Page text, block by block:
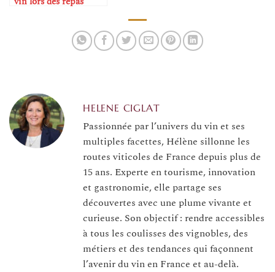
HELENE CIGLAT
Passionnée par l’univers du vin et ses
multiples facettes, Hélène sillonne les
routes viticoles de France depuis plus de
15 ans. Experte en tourisme, innovation
et gastronomie, elle partage ses
découvertes avec une plume vivante et
curieuse. Son objectif : rendre accessibles
à tous les coulisses des vignobles, des
métiers et des tendances qui façonnent
l’avenir du vin en France et au-delà.